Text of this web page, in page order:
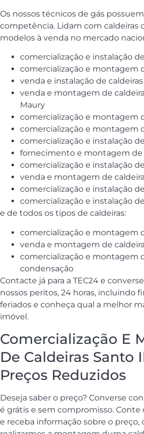
Os nossos técnicos de gás
competência. Lidam com caldeiras
modelos à venda no mercado
comercialização e instalação
comercialização e montagem
venda e instalação de
venda e montagem de
Maury
comercialização e montagem
comercialização e montagem
comercialização e instalação
fornecimento e montagem de
comercialização e instalação
venda e montagem de
comercialização e instalação
comercialização e instalação
e de todos os tipos de caldeiras:
comercialização e montagem
venda e montagem de
comercialização e montagem
condensação
Contacte já para a TEC24 e
nossos peritos, 24 horas, incluindo
feriados e conheça qual a melhor
imóvel.
Comercialização E
De Caldeiras Santo
Preços Reduzidos
Deseja saber o preço? Converse
é grátis e sem compromisso. Conte
e receba informação sobre o preço,